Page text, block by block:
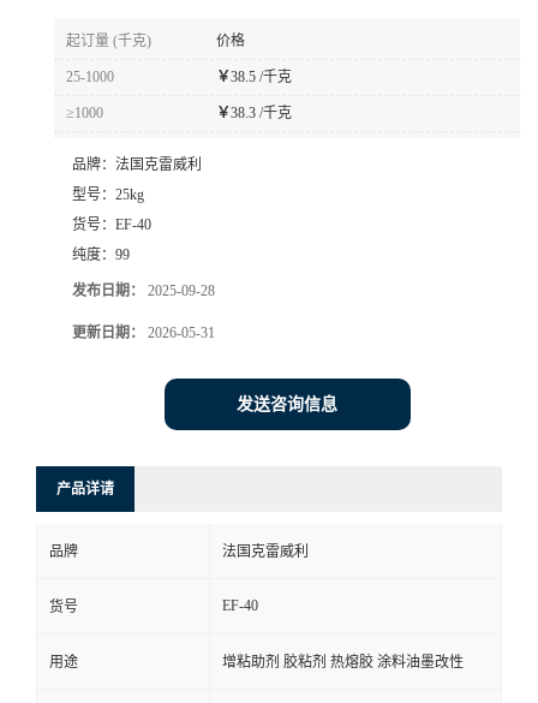
起订量 (千克) 价格
25-1000 ￥38.5 /千克
≥1000 ￥38.3 /千克
品牌： 法国克雷威利
型号： 25kg
货号： EF-40
纯度： 99
发布日期： 2025-09-28
更新日期： 2026-05-31
发送咨询信息
产品详请
品牌 法国克雷威利
货号 EF-40
用途 增粘助剂 胶粘剂 热熔胶 涂料油墨改性